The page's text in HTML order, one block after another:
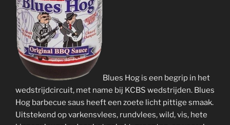
Blues Hog is een begrip in het
wedstrijdcircuit, met name bij KCBS wedstrijden. Blues
Hog barbecue saus heeft een zoete licht pittige smaak.
Uitstekend op varkensvlees, rundvlees, wild, vis, hete